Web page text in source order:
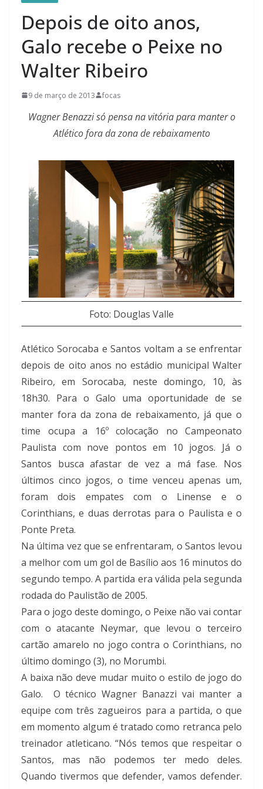
Depois de oito anos,
Galo recebe o Peixe no
Walter Ribeiro
9 de março de 2013 focas
Wagner Benazzi só pensa na vitória para manter o
Atlético fora da zona de rebaixamento
Foto: Douglas Valle
Atlético Sorocaba e Santos voltam a se enfrentar
depois de oito anos no estádio municipal Walter
Ribeiro, em Sorocaba, neste domingo, 10, às
18h30. Para o Galo uma oportunidade de se
manter fora da zona de rebaixamento, já que o
time ocupa a 16º colocação no Campeonato
Paulista com nove pontos em 10 jogos. Já o
Santos busca afastar de vez a má fase. Nos
últimos cinco jogos, o time venceu apenas um,
foram dois empates com o Linense e o
Corinthians, e duas derrotas para o Paulista e o
Ponte Preta.
Na última vez que se enfrentaram, o Santos levou
a melhor com um gol de Basílio aos 16 minutos do
segundo tempo. A partida era válida pela segunda
rodada do Paulistão de 2005.
Para o jogo deste domingo, o Peixe não vai contar
com o atacante Neymar, que levou o terceiro
cartão amarelo no jogo contra o Corinthians, no
último domingo (3), no Morumbi.
A baixa não deve mudar muito o estilo de jogo do
Galo. O técnico Wagner Banazzi vai manter a
equipe com três zagueiros para a partida, o que
em momento algum é tratado como retranca pelo
treinador atleticano. “Nós temos que respeitar o
Santos, mas não podemos ter medo deles.
Quando tivermos que defender, vamos defender.